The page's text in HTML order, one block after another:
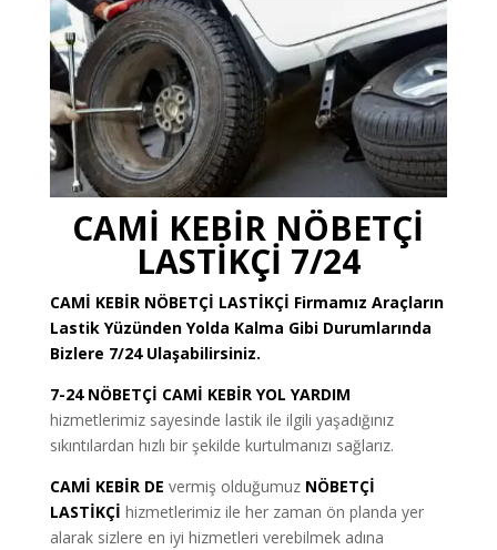
CAMİ KEBİR NÖBETÇİ
LASTİKÇİ 7/24
CAMİ KEBİR NÖBETÇİ LASTİKÇİ Firmamız Araçların
Lastik Yüzünden Yolda Kalma Gibi Durumlarında
Bizlere 7/24 Ulaşabilirsiniz.
7-24 NÖBETÇİ CAMİ KEBİR YOL YARDIM
hizmetlerimiz sayesinde lastik ile ilgili yaşadığınız
sıkıntılardan hızlı bir şekilde kurtulmanızı sağlarız.
CAMİ KEBİR DE vermiş olduğumuz NÖBETÇİ
LASTİKÇİ hizmetlerimiz ile her zaman ön planda yer
alarak sizlere en iyi hizmetleri verebilmek adına